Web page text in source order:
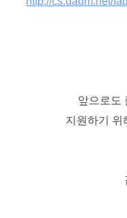
앞으로도
지원하기 위